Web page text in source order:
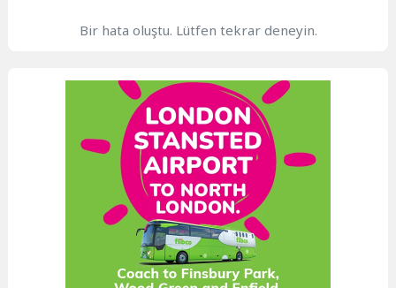
Bir hata oluştu. Lütfen tekrar deneyin.